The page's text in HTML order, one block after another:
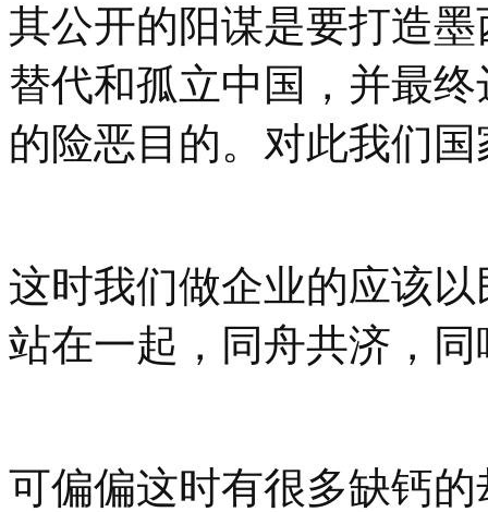
其公开的阳谋是要打造
替代和孤立中国，并最
的险恶目的。对此我们
这时我们做企业的应该
站在一起，同舟共济，
可偏偏这时有很多缺钙